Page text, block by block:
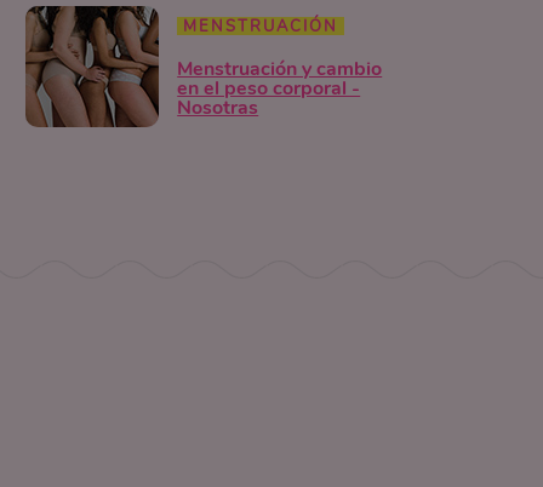
MENSTRUACIÓN
Menstruación y cambio
en el peso corporal -
Nosotras